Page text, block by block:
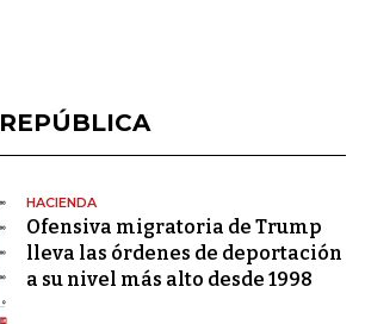
HACIENDA
Ofensiva migratoria de Trump
lleva las órdenes de deportación
a su nivel más alto desde 1998